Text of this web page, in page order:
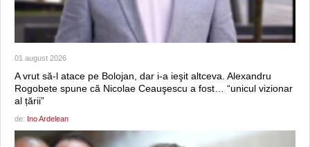
01 august 2026
A vrut să-l atace pe Bolojan, dar i-a ieşit altceva. Alexandru
Rogobete spune că Nicolae Ceauşescu a fost… “unicul vizionar
al țării”
de: Ino Ardelean